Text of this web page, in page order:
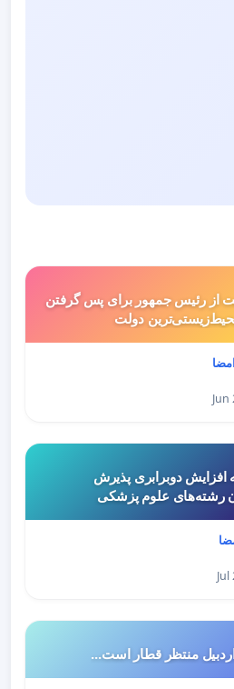
از رئیس جمهور برای پس گرفتن
دولت
افزایش دوبرابری پذیرش
رشته‌های علوم پزشکی
منتظر قطار است...